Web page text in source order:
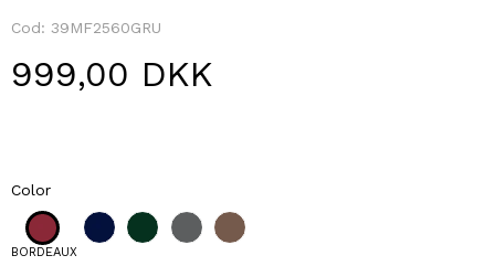
Cod: 39MF2560GRU
999,00 DKK
Color
BORDEAUX